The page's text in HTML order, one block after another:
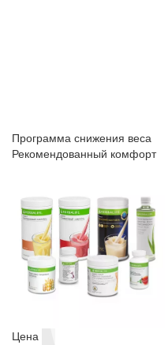
Программа снижения веса
Рекомендованный комфорт
Цена